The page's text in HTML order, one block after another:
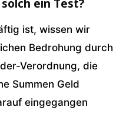
ein Test?
ist, wissen wir
Bedrohung durch
Verordnung, die
Summen Geld
eingegangen